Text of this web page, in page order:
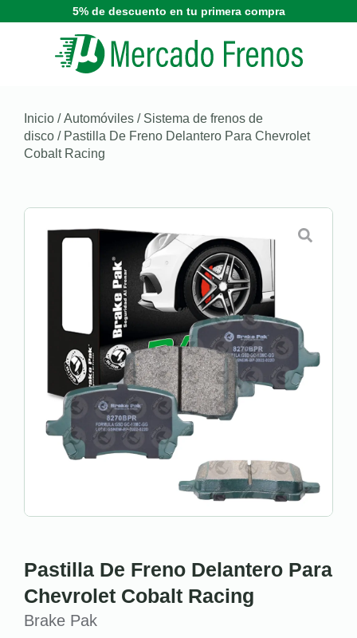
5% de descuento en tu primera compra
Inicio /Automóviles / Sistema de frenos de
disco / Pastilla De Freno Delantero Para Chevrolet
Cobalt Racing
Pastilla De Freno Delantero Para
Chevrolet Cobalt Racing
Brake Pak